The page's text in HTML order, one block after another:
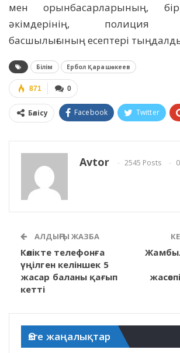
мен орынбасарларының,
әкімдерінің, полиция
басшылығының есептері
Білім Ербол Қарашөкеев
0
871
Бөлісу Facebook Twitter
Avtor 2545 Posts
АЛДЫҢҒЫ ЖАЗБА
Көлікте телефонға
үңілген келіншек 5
жасар баланы қағып
кетті
Өзге жаңалықтар